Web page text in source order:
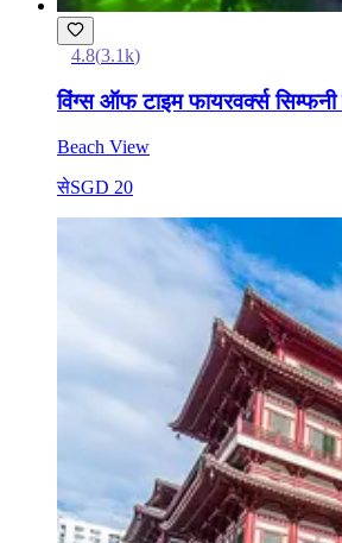
4.8(3.1k)
विंग्स ऑफ टाइम फायरवर्क्स
Beach View
सेSGD 20